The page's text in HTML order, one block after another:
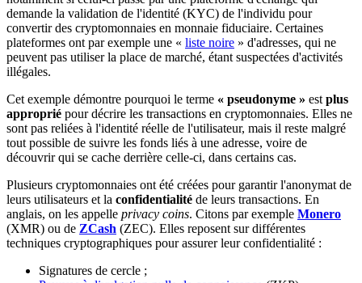
demande la validation de l'identité (KYC) de l'individu pour
convertir des cryptomonnaies en monnaie fiduciaire. Certaines
plateformes ont par exemple une « liste noire » d'adresses, qui ne
peuvent pas utiliser la place de marché, étant suspectées d'activités
illégales.
Cet exemple démontre pourquoi le terme « pseudonyme » estplus
approprié pour décrire les transactions en cryptomonnaies. Elles ne
sont pas reliées à l'identité réelle de l'utilisateur, mais il reste malgré
tout possible de suivre les fonds liés à une adresse, voire de
découvrir qui se cache derrière celle-ci, dans certains cas.
Plusieurs cryptomonnaies ont été créées pour garantir l'anonymat de
leurs utilisateurs et la confidentialité de leurs transactions. En
anglais, on les appelle privacy coins. Citons par exemple Monero
(XMR) ou de ZCash (ZEC). Elles reposent sur différentes
techniques cryptographiques pour assurer leur confidentialité :
Signatures de cercle ;